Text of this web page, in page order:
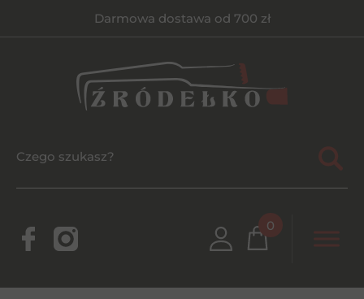
Darmowa dostawa od 700 zł
0